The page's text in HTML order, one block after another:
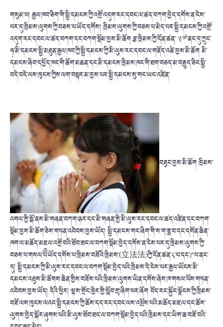
གསུམ་པ། རྒྱལ་ཁབ་ཅིག་གི་སྤྱི་དམངས་ཀྱི་འགྲོ་འདུག་རང་དབང་ལ་ཚད་བཀག་བྱེད་དགོས་ན་ངེས་
པར་དུ་ཁྲིམས་ལུགས་ཀྱི་བཅས་པ་ཡོད་དགོས། ཁྲིམས་ལུགས་ཀྱི་བཅས་པ་མེད་པར་སྤྱི་དམངས་ཀྱི་འགྲོ་
འདུག་རང་དབང་ལ་ཚད་བཀག་དང་བཀག་སྡོམ་བྱས་མི་ཆོག རྩ་ཁྲིམས་ཀྱི་དོན་ཚན་ ༣༧་ནང་དུ་ཀྲུང་
ཧྭ་མི་དམངས་སྤྱི་མཐུན་རྒྱལ་ཁབ་ཀྱི་སྤྱི་དམངས་ཀྱི་མི་ལུས་རང་དབང་ལ་གནོད་འཚེ་བྱས་མི་ཆོག མི་
དམངས་ཞིབ་དཔྱོད་ཁང་གི་ཆོག་མཆན་དང་མི་དམངས་ཁྲིམས་ཁང་གི་ཐག་བཅད་མ་བརྒྱུད་ཅིང་སྤྱི་
བདེ་བདེ་ལས་ཁུངས་ཀྱིས་ལག་བསྟར་མ་བྱས་པར་སྤྱི་དམངས་སུ་གང་ཡང་འཛིན་
བཟུང་བྱས་མི་ཆོག ཁྲིམས་
འགལ་གྱི་སྒོ་ནས་མི་གཞན་བཀག་ཉར་དང་མི་གཞན་གྱི་མི་ལུས་རང་དབང་ལ་ཚད་འཛིན་དང་བཀག་
སྡོམ་བྱས་མི་ཆོག་ཅེས་གཏན་འབེབས་བྱས་ཡོད། སྤྱི་དམངས་གང་ཞིག་གི་ས་ག་ཟླ་བ་དང་དགོན་ཆེན་
ཁག་ལ་མཆོད་མཇལ་འགྲོ་བའི་ཐོབ་ཐང་ལ་བཀག་སྡོམ་བྱེད་དགོས་ན་ངེས་པར་དུ་ཁྲིམས་ལུགས་ཀྱི་
བཅས་པ་གསལ་པོི་ཡོད་དགོས་པ་ཁྲིམས་བཟོའི་ཁྲིམས་(立法法)ཀྱི་དོན་ཚན་༨་པ་དང་༩་པ་ནང་
དུ། སྤྱི་དམངས་ཀྱི་མི་ལུས་རང་དབང་ལ་བཀག་སྡོམ་བྱེད་པའི་ཁྲིམས་དེ་ངེས་པར་རྒྱལ་ཡོངས་མི་
དམངས་འཐུས་མི་ཚོགས་ཆེན་གྱིས་བཟོས་པའི་ཁྲིམས་ལུགས་ཡིན་དགོས་ཞེས་ཁ་གསལ་པོས་གཏན་
འབེབས་བྱས་ཡོད། དེའི་ཕྱིར། ལྷ་ས་གྲོང་ཁྱེར་གྱི་སློབ་གྲྭ་ཞིག་ཕར་ཞོག བོད་རང་སྐྱོང་ལྗོངས་ཀྱི་ཁྲིམས་
བཟོ་ལས་ཁུངས་ལའང་སྤྱི་དམངས་ཀྱི་ཆོས་དད་རང་དབང་ལས་འཕྲོས་པའི་མཆོད་མཇལ་དང་ཆོས་
ལུགས་བྱེད་སྒོར་ཞུགས་པའི་མི་ལུས་ཐོབ་ཐང་ལ་བཀག་སྡོམ་བྱེད་པའི་ཁྲིམས་དང་ཡིག་ཆ་བཟོ་བའི་